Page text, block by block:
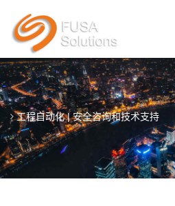
工程自动化 | 安全咨询和技术支持